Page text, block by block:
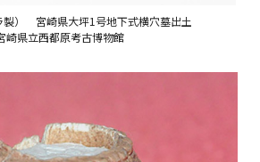
製） 宮崎県大坪1号地下式横穴墓出土
崎県立西都原考古博物館